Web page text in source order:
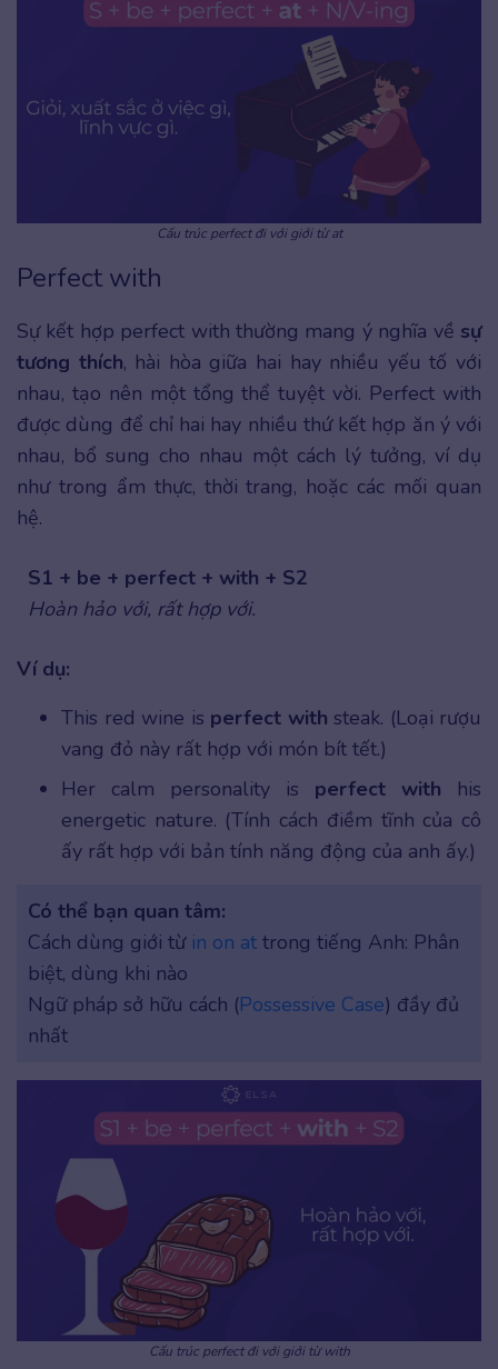
Cấu trúc perfect đi với giới từ at
Perfect with
Sự kết hợp perfect with thường mang ý nghĩa về sự
tương thích, hài hòa giữa hai hay nhiều yếu tố với
nhau, tạo nên một tổng thể tuyệt vời. Perfect with
được dùng để chỉ hai hay nhiều thứ kết hợp ăn ý với
nhau, bổ sung cho nhau một cách lý tưởng, ví dụ
như trong ẩm thực, thời trang, hoặc các mối quan
hệ.
S1 + be + perfect + with + S2
Hoàn hảo với, rất hợp với.
Ví dụ:
This red wine is perfect with steak. (Loại rượu
vang đỏ này rất hợp với món bít tết.)
Her calm personality is perfect with his
energetic nature. (Tính cách điềm tĩnh của cô
ấy rất hợp với bản tính năng động của anh ấy.)
Có thể bạn quan tâm:
Cách dùng giới từ in on at trong tiếng Anh: Phân
biệt, dùng khi nào
Ngữ pháp sở hữu cách (Possessive Case) đầy đủ
nhất
Cấu trúc perfect đi với giới từ with